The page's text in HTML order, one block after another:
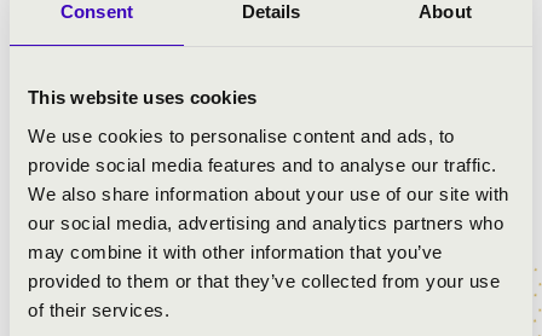
Consent Details About
This website uses cookies
We use cookies to personalise content and ads, to
provide social media features and to analyse our traffic.
We also share information about your use of our site with
our social media, advertising and analytics partners who
may combine it with other information that you’ve
provided to them or that they’ve collected from your use
of their services.
Zenekarral dolgozik, ezenkívül a németországi
Pommerfeldben a Collegium Musicum Zenekar
Manchester Cameratánál, a Budapesti
Fesztiválzenekarnál és az Orchestre de Dijon-Bourgogne
együttesénél Takács-Nagy Gábor mellett
másodkarmesteri pozíciót tölt be.
2008-ban Piero Bellugi irányításával Firenzében
folytatott karmesteri tanulmányokat. 2009 és 2016 között
Bécsben tanult; itt szerezte kitüntetéses alap-és